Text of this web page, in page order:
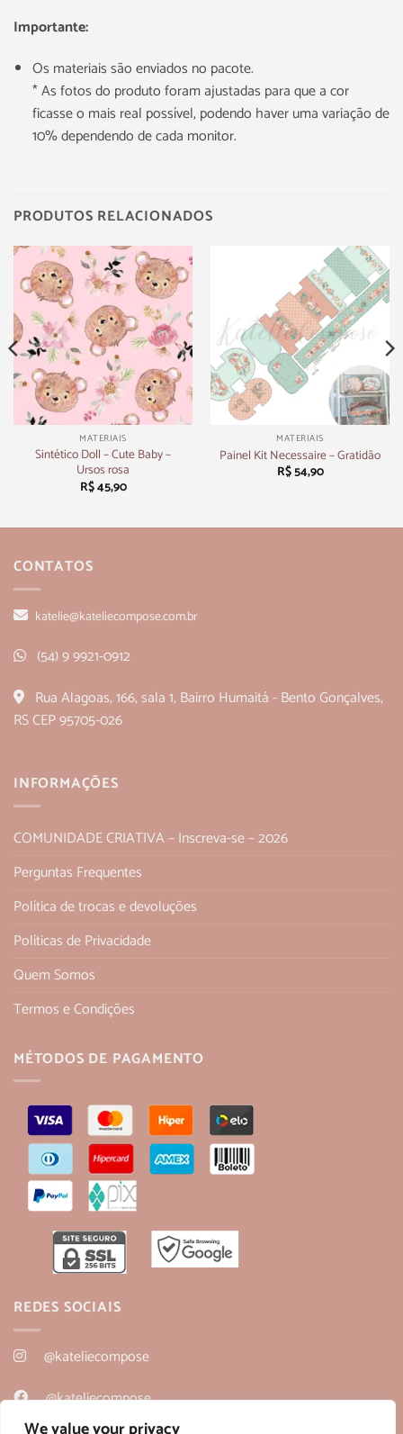
Importante:
Os materiais são enviados no pacote.
* As fotos do produto foram ajustadas para que a cor
ficasse o mais real possível, podendo haver uma variação de
10% dependendo de cada monitor.
PRODUTOS RELACIONADOS
MATERIAIS
Sintético Doll – Cute Baby –
Ursos rosa
R$45,90
MATERIAIS
Painel Kit Necessaire – Gratidão
R$54,90
CONTATOS
katelie@kateliecompose.com.br
(54) 9 9921-0912
Rua Alagoas, 166, sala 1, Bairro Humaitá - Bento Gonçalves,
RS CEP 95705-026
INFORMAÇÕES
COMUNIDADE CRIATIVA – Inscreva-se – 2026
Perguntas Frequentes
Política de trocas e devoluções
Políticas de Privacidade
Quem Somos
Termos e Condições
MÉTODOS DE PAGAMENTO
REDES SOCIAIS
@kateliecompose
@kateliecompose